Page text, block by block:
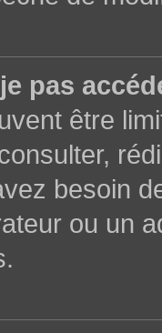
pas
être
besoin
ou un